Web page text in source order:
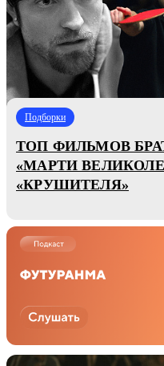
Подборки
ТОП ФИЛЬМОВ
«МАРТИ
«КРУШИТЕЛЯ»